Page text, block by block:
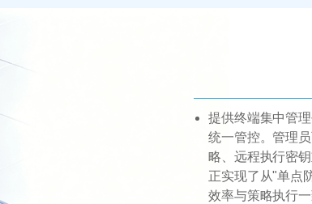
提供终端集中管
统一管控。管理
略、远程执行密
正实现了从"单点
效率与策略执行一